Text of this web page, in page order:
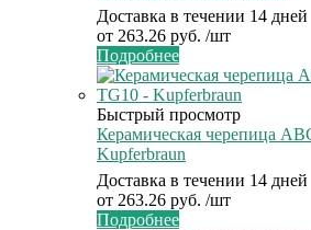
Доставка в течении 14 дней
от 263.26 руб. /шт
Подробнее
Быстрый просмотр
Керамическая черепица
Kupferbraun
Доставка в течении 14 дней
от 263.26 руб. /шт
Подробнее